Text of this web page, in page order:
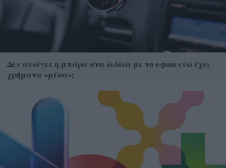
Δεν ανοίγει η μπάρα στα διόδια με το e-pass ενώ έχει
χρήματα «μέσα»;